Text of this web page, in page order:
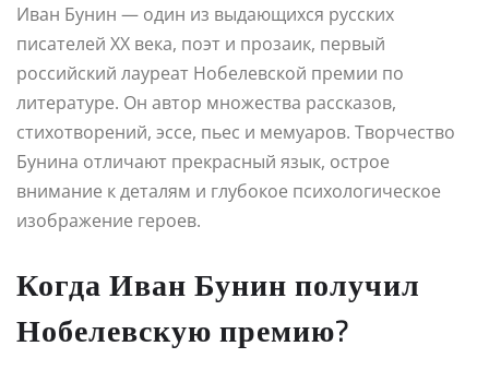
Иван Бунин — один из выдающихся русских
писателей XX века, поэт и прозаик, первый
российский лауреат Нобелевской премии по
литературе. Он автор множества рассказов,
стихотворений, эссе, пьес и мемуаров. Творчество
Бунина отличают прекрасный язык, острое
внимание к деталям и глубокое психологическое
изображение героев.
Когда Иван Бунин получил
Нобелевскую премию?